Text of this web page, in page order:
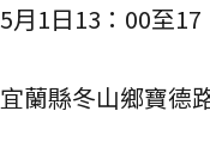
月1日13：00至17
蘭縣冬山鄉寶德